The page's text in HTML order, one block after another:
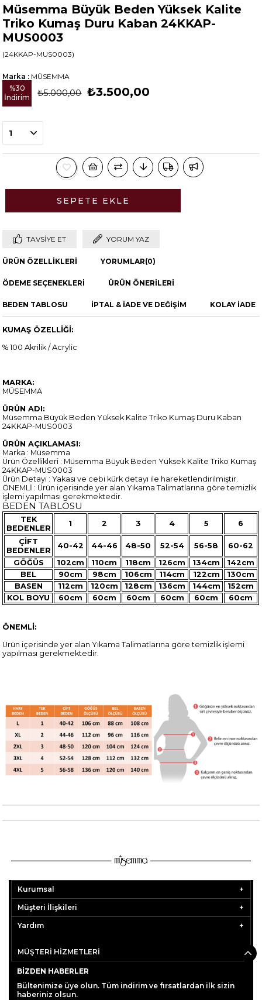
Müsemma Büyük Beden Yüksek Kalite
Triko Kumaş Duru Kaban 24KKAP-
MUS0003
(24KKAP-MUS0003)
Marka : MÜSEMMA
%30
İndirim
₺5.000,00 ₺3.500,00
TAVSIYE ET YORUM YAZ
ÜRÜN ÖZELLIKLERI YORUMLAR(0)
ÖDEME SEÇENEKLERI ÜRÜN ÖNERILERI
BEDEN TABLOSU İPTAL & İADE VE DEĞİŞİM KOLAY İADE
KUMAŞ ÖZELLİĞİ:
% 100 Akrilik / Acrylic
MARKA:
MÜSEMMA
ÜRÜN ADI:
Müsemma Büyük Beden Yüksek Kalite Triko Kumaş Duru Kaban
24KKAP-MUS0003
ÜRÜN AÇIKLAMASI:
Marka : Müsemma
Ürün Özellikleri : Müsemma Büyük Beden Yüksek Kalite Triko Kumaş
24KKAP-MUS0003
Ürün Detayı : Yakası ve cebi kürk detayı ile hareketlendirilmiştir.
ÖNEMLİ : Ürün içerisinde yer alan Yıkama Talimatlarına göre temizlik
işlemi yapılması gerekmektedir.
BEDEN TABLOSU
TEK
BEDENLER
1 2 3 4 5 6
ÇİFT
BEDENLER
40-42 44-46 48-50 52-54 56-58
60-62
GÖĞÜS
102cm 110cm 118cm 126cm 134cm
142cm
BEL
90cm 98cm 106cm 114cm 122cm
130cm
BASEN
112cm 120cm 128cm 136cm 144cm
152cm
KOL BOYU
60cm 60cm 60cm 60cm 60cm 60cm
ÖNEMLİ:
Ürün içerisinde yer alan Yıkama Talimatlarına göre temizlik işlemi
yapılması gerekmektedir.
Kurumsal
Müşteri İlişkileri
Yardım
MÜŞTERİ HİZMETLERİ
BIZDEN HABERLER
Bültenimize üye olun. Tüm indirim ve fırsatlardan ilk sizin
haberiniz olsun.